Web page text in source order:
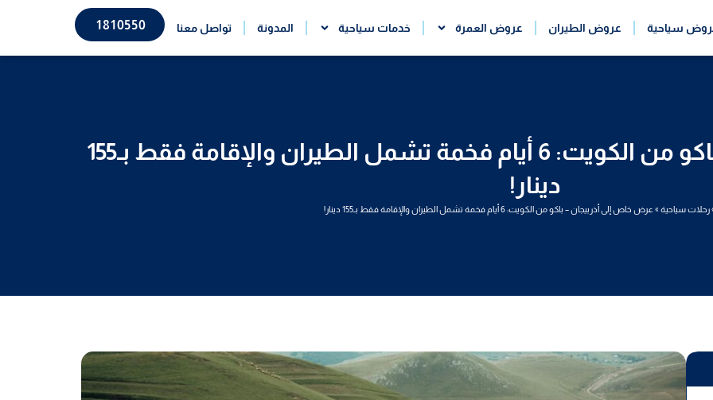
سياحية عروض الطيران عروض العمرة خدمات سياحية المدونة تواصل معنا 1810550
عرض خاص إلى أذربيجان – باكو من الكويت: 6 أيام فخمة تشمل الطيران والإقامة فقط بـ155
دينار!
رحلات سياحية» عرض خاص إلى أذربيجان – باكو من الكويت: 6 أيام فخمة تشمل الطيران والإقامة فقط بـ155 دينار!